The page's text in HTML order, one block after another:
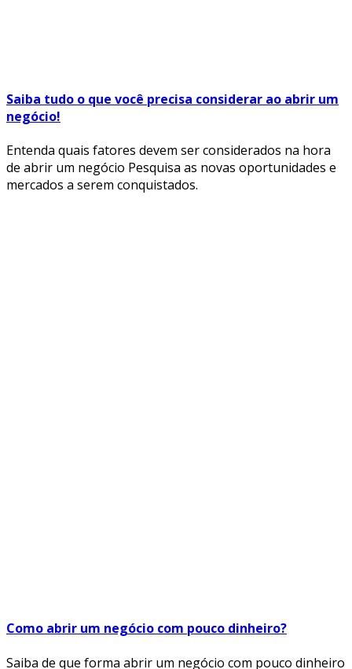
Saiba tudo o que você precisa considerar ao abrir um
negócio!
Entenda quais fatores devem ser considerados na hora
de abrir um negócio Pesquisa as novas oportunidades e
mercados a serem conquistados.
Como abrir um negócio com pouco dinheiro?
Saiba de que forma abrir um negócio com pouco dinheiro